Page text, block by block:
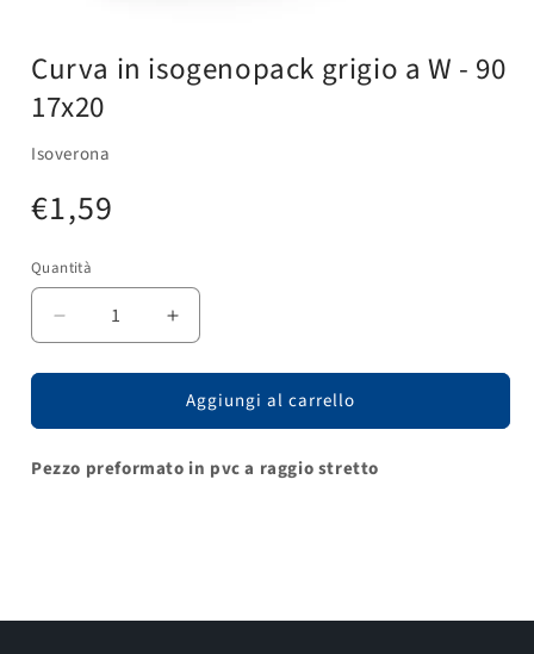
multimediali
in
finestra
Curva in isogenopack grigio a W - 90
17x20
Isoverona
Prezzo
di
listino
€1,59
Quantità
Diminuisci
quantità
per
in
grigio
Aumenta
quantità
per
Curva
in
grigio
Aggiungi al carrello
Pezzo preformato in pvc a raggio stretto